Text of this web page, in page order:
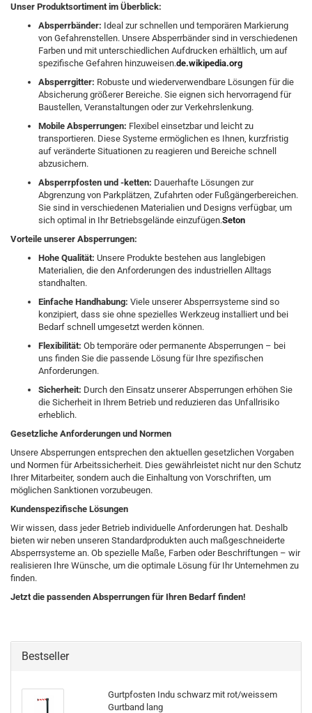
Unser Produktsortiment im Überblick:
Absperrbänder: Ideal zur schnellen und temporären Markierung
von Gefahrenstellen. Unsere Absperrbänder sind in verschiedenen
Farben und mit unterschiedlichen Aufdrucken erhältlich, um auf
spezifische Gefahren hinzuweisen.​de.wikipedia.org
Absperrgitter: Robuste und wiederverwendbare Lösungen für die
Absicherung größerer Bereiche. Sie eignen sich hervorragend für
Baustellen, Veranstaltungen oder zur Verkehrslenkung.​
Mobile Absperrungen: Flexibel einsetzbar und leicht zu
transportieren. Diese Systeme ermöglichen es Ihnen, kurzfristig
auf veränderte Situationen zu reagieren und Bereiche schnell
abzusichern.​
Absperrpfosten und -ketten: Dauerhafte Lösungen zur
Abgrenzung von Parkplätzen, Zufahrten oder Fußgängerbereichen.
Sie sind in verschiedenen Materialien und Designs verfügbar, um
sich optimal in Ihr Betriebsgelände einzufügen.​Seton
Vorteile unserer Absperrungen:
Hohe Qualität: Unsere Produkte bestehen aus langlebigen
Materialien, die den Anforderungen des industriellen Alltags
standhalten.​
Einfache Handhabung: Viele unserer Absperrsysteme sind so
konzipiert, dass sie ohne spezielles Werkzeug installiert und bei
Bedarf schnell umgesetzt werden können.​
Flexibilität: Ob temporäre oder permanente Absperrungen – bei
uns finden Sie die passende Lösung für Ihre spezifischen
Anforderungen.​
Sicherheit: Durch den Einsatz unserer Absperrungen erhöhen Sie
die Sicherheit in Ihrem Betrieb und reduzieren das Unfallrisiko
erheblich.​
Gesetzliche Anforderungen und Normen
Unsere Absperrungen entsprechen den aktuellen gesetzlichen Vorgaben
und Normen für Arbeitssicherheit. Dies gewährleistet nicht nur den Schutz
Ihrer Mitarbeiter, sondern auch die Einhaltung von Vorschriften, um
möglichen Sanktionen vorzubeugen.​
Kundenspezifische Lösungen
Wir wissen, dass jeder Betrieb individuelle Anforderungen hat. Deshalb
bieten wir neben unseren Standardprodukten auch maßgeschneiderte
Absperrsysteme an. Ob spezielle Maße, Farben oder Beschriftungen – wir
realisieren Ihre Wünsche, um die optimale Lösung für Ihr Unternehmen zu
finden.​
Jetzt die passenden Absperrungen für Ihren Bedarf finden!
Bestseller
Gurtpfosten Indu schwarz mit rot/weissem
Gurtband lang